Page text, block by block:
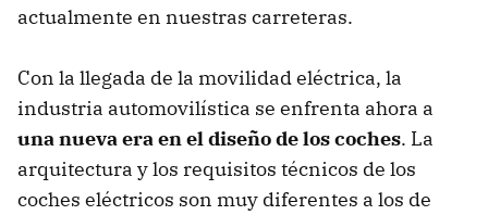
actualmente en nuestras carreteras.
Con la llegada de la movilidad eléctrica, la
industria automovilística se enfrenta ahora a
una nueva era en el diseño de los coches. La
arquitectura y los requisitos técnicos de los
coches eléctricos son muy diferentes a los de